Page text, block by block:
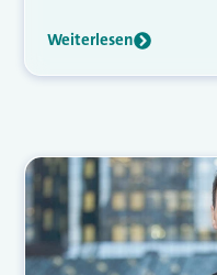
Weiterlesen